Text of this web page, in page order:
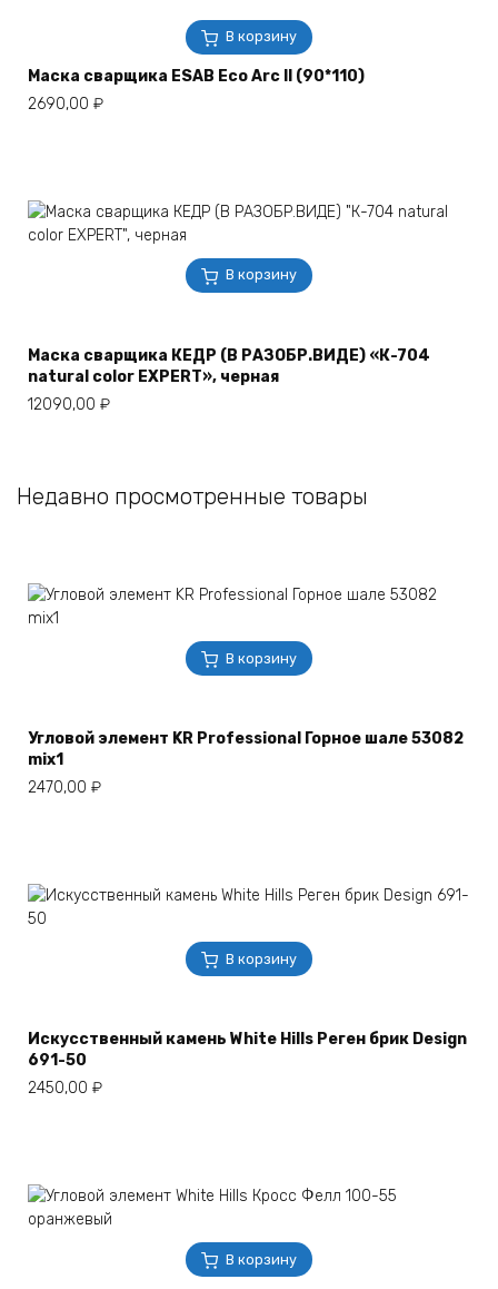
В корзину
Маска сварщика ESAB Eco Arc II (90*110)
2690,00 ₽
В корзину
Маска сварщика КЕДР (В РАЗОБР.ВИДЕ) «К-704
natural color EXPERT», черная
12090,00 ₽
Недавно просмотренные товары
В корзину
Угловой элемент KR Professional Горное шале 53082
mix1
2470,00 ₽
В корзину
Искусственный камень White Hills Реген брик Design
691-50
2450,00 ₽
В корзину